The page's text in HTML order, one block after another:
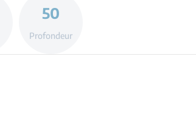
50
Profondeur